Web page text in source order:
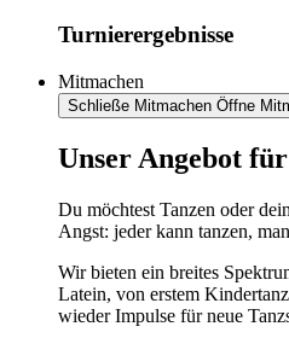
Turnierergebnisse
Mitmachen
Schließe Mitmachen Öffne
​​​Unser Angebot
Du möchtest Tanzen oder
Angst: jeder kann tanzen,
Wir bieten ein breites
Latein, von erstem
wieder Impulse für neue